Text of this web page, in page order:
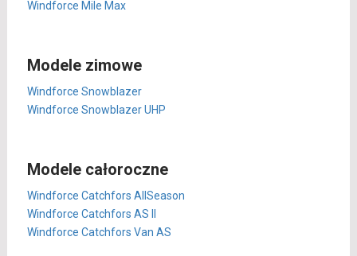
Windforce Mile Max
Modele zimowe
Windforce Snowblazer
Windforce Snowblazer UHP
Modele całoroczne
Windforce Catchfors AllSeason
Windforce Catchfors AS II
Windforce Catchfors Van AS